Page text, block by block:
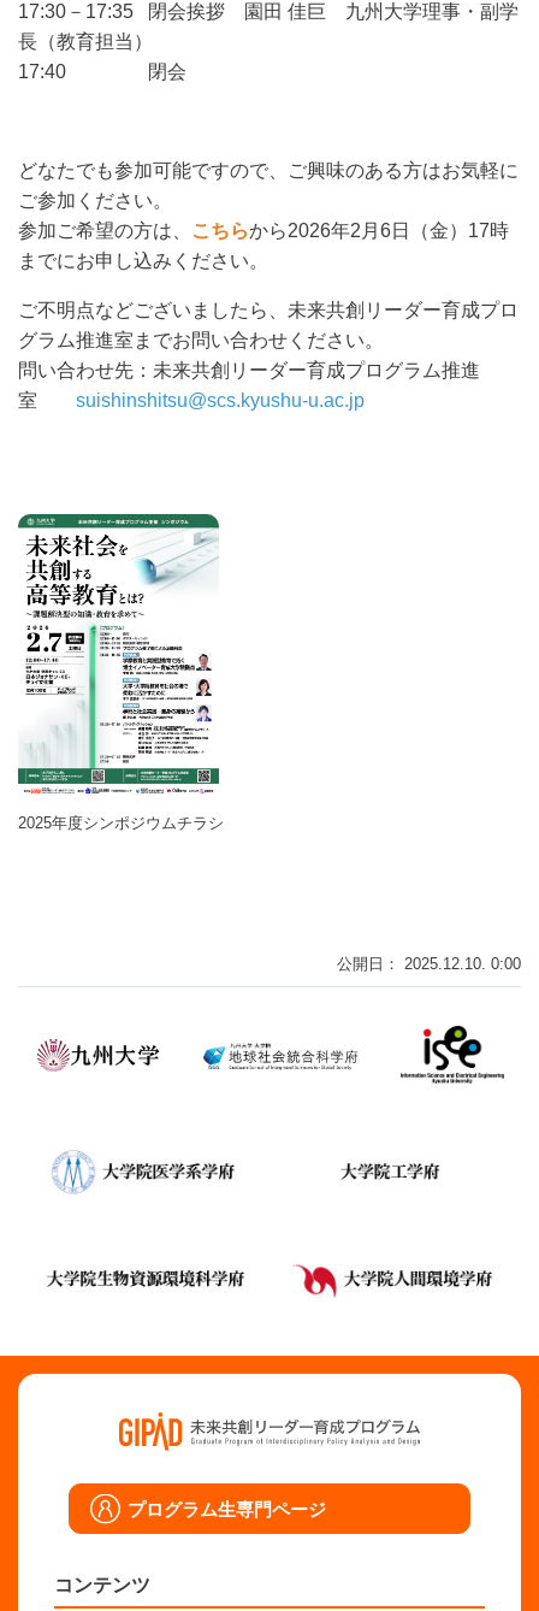
17:30－17:35 閉会挨拶 園田 佳巨 九州大学理事・副学
長（教育担当）
17:40 閉会
どなたでも参加可能ですので、ご興味のある方はお気軽に
ご参加ください。
参加ご希望の方は、
こちらから2026年2月6日（金）17時
までにお申し込みください。
ご不明点などございましたら、未来共創リーダー育成プロ
グラム推進室までお問い合わせください。
問い合わせ先：未来共創リーダー育成プログラム推進
室 suishinshitsu@scs.kyushu-u.ac.jp
2025年度シンポジウムチラシ
公開日： 2025.12.10. 0:00
プログラム生専門ページ
コンテンツ